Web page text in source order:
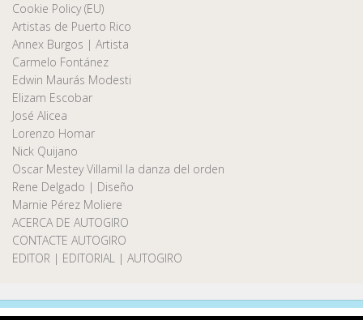
Cookie Policy (EU)
Artistas de Puerto Rico
Annex Burgos | Artista
Carmelo Fontánez
Edwin Maurás Modesti
Elizam Escobar
José Alicea
Lorenzo Homar
Nick Quijano
Oscar Mestey Villamil la danza del orden
Rene Delgado | Diseño
Marnie Pérez Moliere
ACERCA DE AUTOGIRO
CONTACTE AUTOGIRO
EDITOR | EDITORIAL | AUTOGIRO